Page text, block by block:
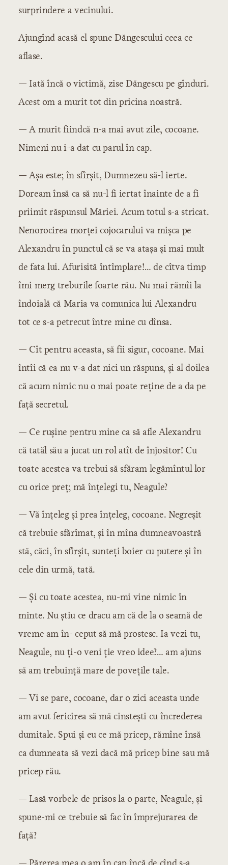
surprindere a vecinului.
Ajungînd acasă el spune Dăngescului ceea ce
aflase.
— Iată încă o victimă, zise Dăngescu pe gînduri.
Acest om a murit tot din pricina noastră.
— A murit fiindcă n-a mai avut zile, cocoane.
Nimeni nu i-a dat cu parul în cap.
— Așa este; în sfîrșit, Dumnezeu să-l ierte.
Doream însă ca să nu-l fi iertat înainte de a fi
priimit răspunsul Măriei. Acum totul s-a stricat.
Nenorocirea morței cojocarului va mișca pe
Alexandru în punctul că se va atașa și mai mult
de fata lui. Afurisită întîmplare!… de cîtva timp
îmi merg treburile foarte rău. Nu mai rămîi la
îndoială că Maria va comunica lui Alexandru
tot ce s-a petrecut între mine cu dînsa.
— Cît pentru aceasta, să fii sigur, cocoane. Mai
întîi că ea nu v-a dat nici un răspuns, și al doilea
că acum nimic nu o mai poate reține de a da pe
față secretul.
— Ce rușine pentru mine ca să afle Alexandru
că tatăl său a jucat un rol atît de înjositor! Cu
toate acestea va trebui să sfăram legămîntul lor
cu orice preț; mă înțelegi tu, Neagule?
— Vă înțeleg și prea înțeleg, cocoane. Negreșit
că trebuie sfărîmat, și în mîna dumneavoastră
stă, căci, în sfîrșit, sunteți boier cu putere și în
cele din urmă, tată.
— Și cu toate acestea, nu-mi vine nimic în
minte. Nu știu ce dracu am că de la o seamă de
vreme am în- ceput să mă prostesc. Ia vezi tu,
Neagule, nu ți-o veni ție vreo idee?… am ajuns
să am trebuință mare de povețile tale.
— Vi se pare, cocoane, dar o zici aceasta unde
am avut fericirea să mă cinstești cu încrederea
dumitale. Spui și eu ce mă pricep, rămîne însă
ca dumneata să vezi dacă mă pricep bine sau mă
pricep rău.
— Lasă vorbele de prisos la o parte, Neagule, și
spune-mi ce trebuie să fac în împrejurarea de
față?
— Părerea mea o am în cap încă de cînd s-a